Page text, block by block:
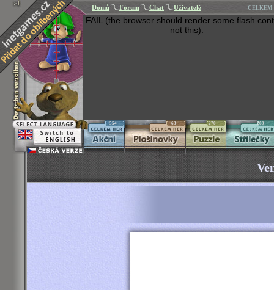
Domů Fórum Chat Uživatelé CELKEM
FAIL (the browser should render some flash
not this).
554 63 270 269